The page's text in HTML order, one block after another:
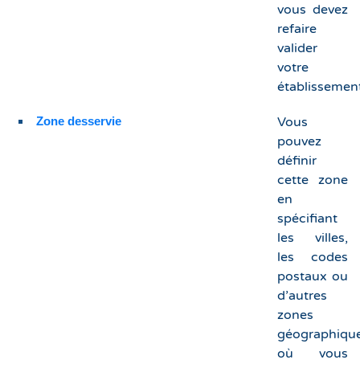
vous devez
refaire
valider
votre
Zone desservie
Vous
pouvez
définir
cette zone
en
spécifiant
les villes,
les codes
postaux ou
d’autres
zones
où vous